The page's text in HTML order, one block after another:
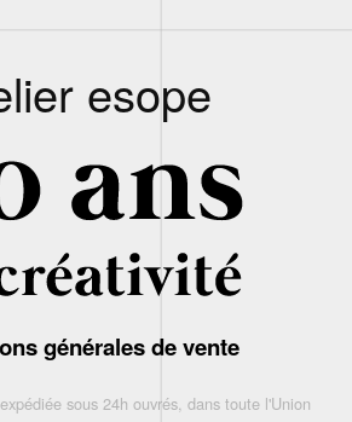
esope
générales de vente
sous 24h ouvrés, dans toute l'Union